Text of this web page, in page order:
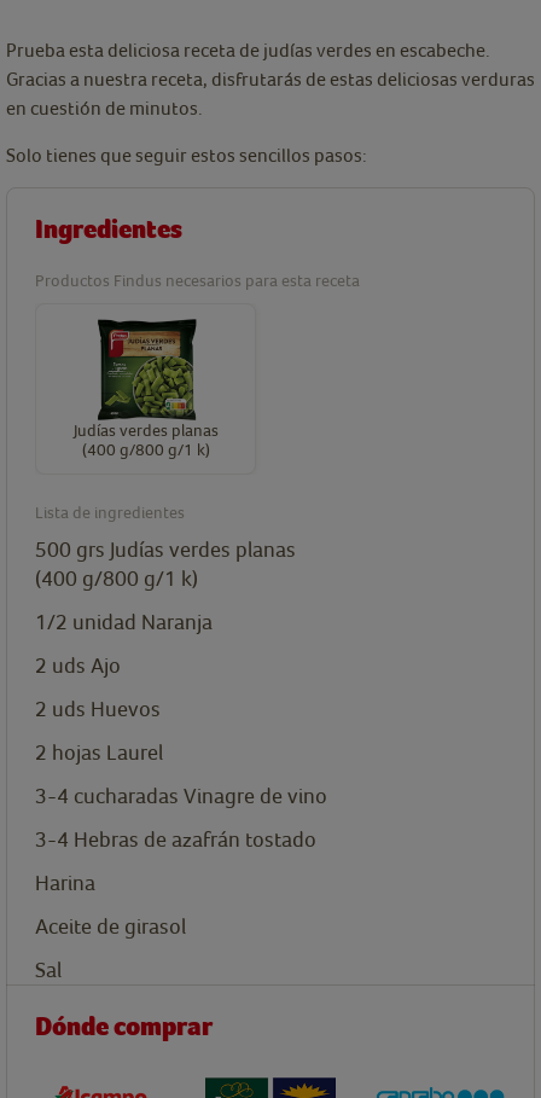
Prueba esta deliciosa receta de judías verdes en escabeche.
Gracias a nuestra receta, disfrutarás de estas deliciosas verduras
en cuestión de minutos.
Solo tienes que seguir estos sencillos pasos:
Ingredientes
Productos Findus necesarios para esta receta
Judías verdes planas
(400 g/800 g/1 k)
Lista de ingredientes
500 grs Judías verdes planas
(400 g/800 g/1 k)
1/2 unidad Naranja
2 uds Ajo
2 uds Huevos
2 hojas Laurel
3-4 cucharadas Vinagre de vino
3-4 Hebras de azafrán tostado
Harina
Aceite de girasol
Sal
Dónde comprar